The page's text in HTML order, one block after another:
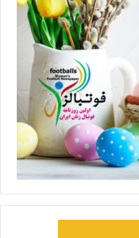
فوتسال بانوان